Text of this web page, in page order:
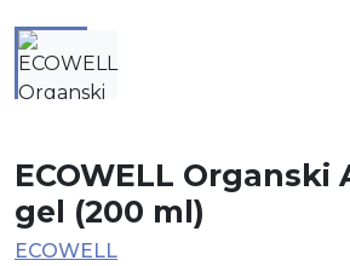
ECOWELL Organski
gel (200 ml)
ECOWELL